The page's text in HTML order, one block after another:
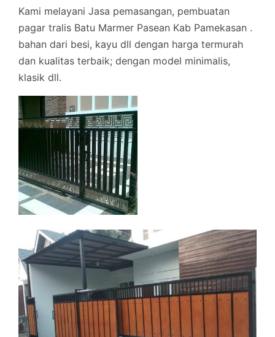
Kami melayani Jasa pemasangan, pembuatan
pagar tralis Batu Marmer Pasean Kab Pamekasan .
bahan dari besi, kayu dll dengan harga termurah
dan kualitas terbaik; dengan model minimalis,
klasik dll.